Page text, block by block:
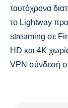
ταυτόχρονα
το Lightway
streaming σε
HD και 4K
VPN σύνδεσή